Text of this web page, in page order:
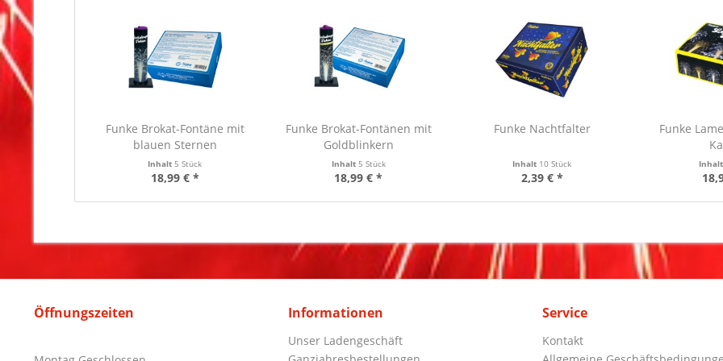
Funke Brokat-Fontäne mit
blauen Sternen
Inhalt5 Stück
18,99 € *
Funke Brokat-Fontänen mit
Goldblinkern
Inhalt 5 Stück
18,99 € *
Funke Nachtfalter
Inhalt 10 Stück
2,39 € *
Funke
Öffnungszeiten Informationen
Unser Ladengeschäft
Service
Kontakt